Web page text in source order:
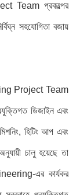
Team প্রকল্পের
সহযোগিতা বজায়
Project Team
ডিজাইন এবং
হিটিং আপ এবং
চালু হয়েছে তা
এর কার্যকর